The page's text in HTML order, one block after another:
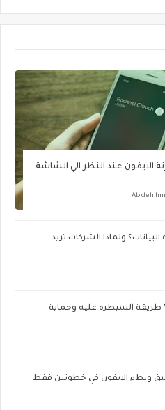
عند النظر الي الشاشة
ولماذا الشركات تريد
طريقة السيطره عليه وحماية
وبطء الايفون في خطوتين فقط